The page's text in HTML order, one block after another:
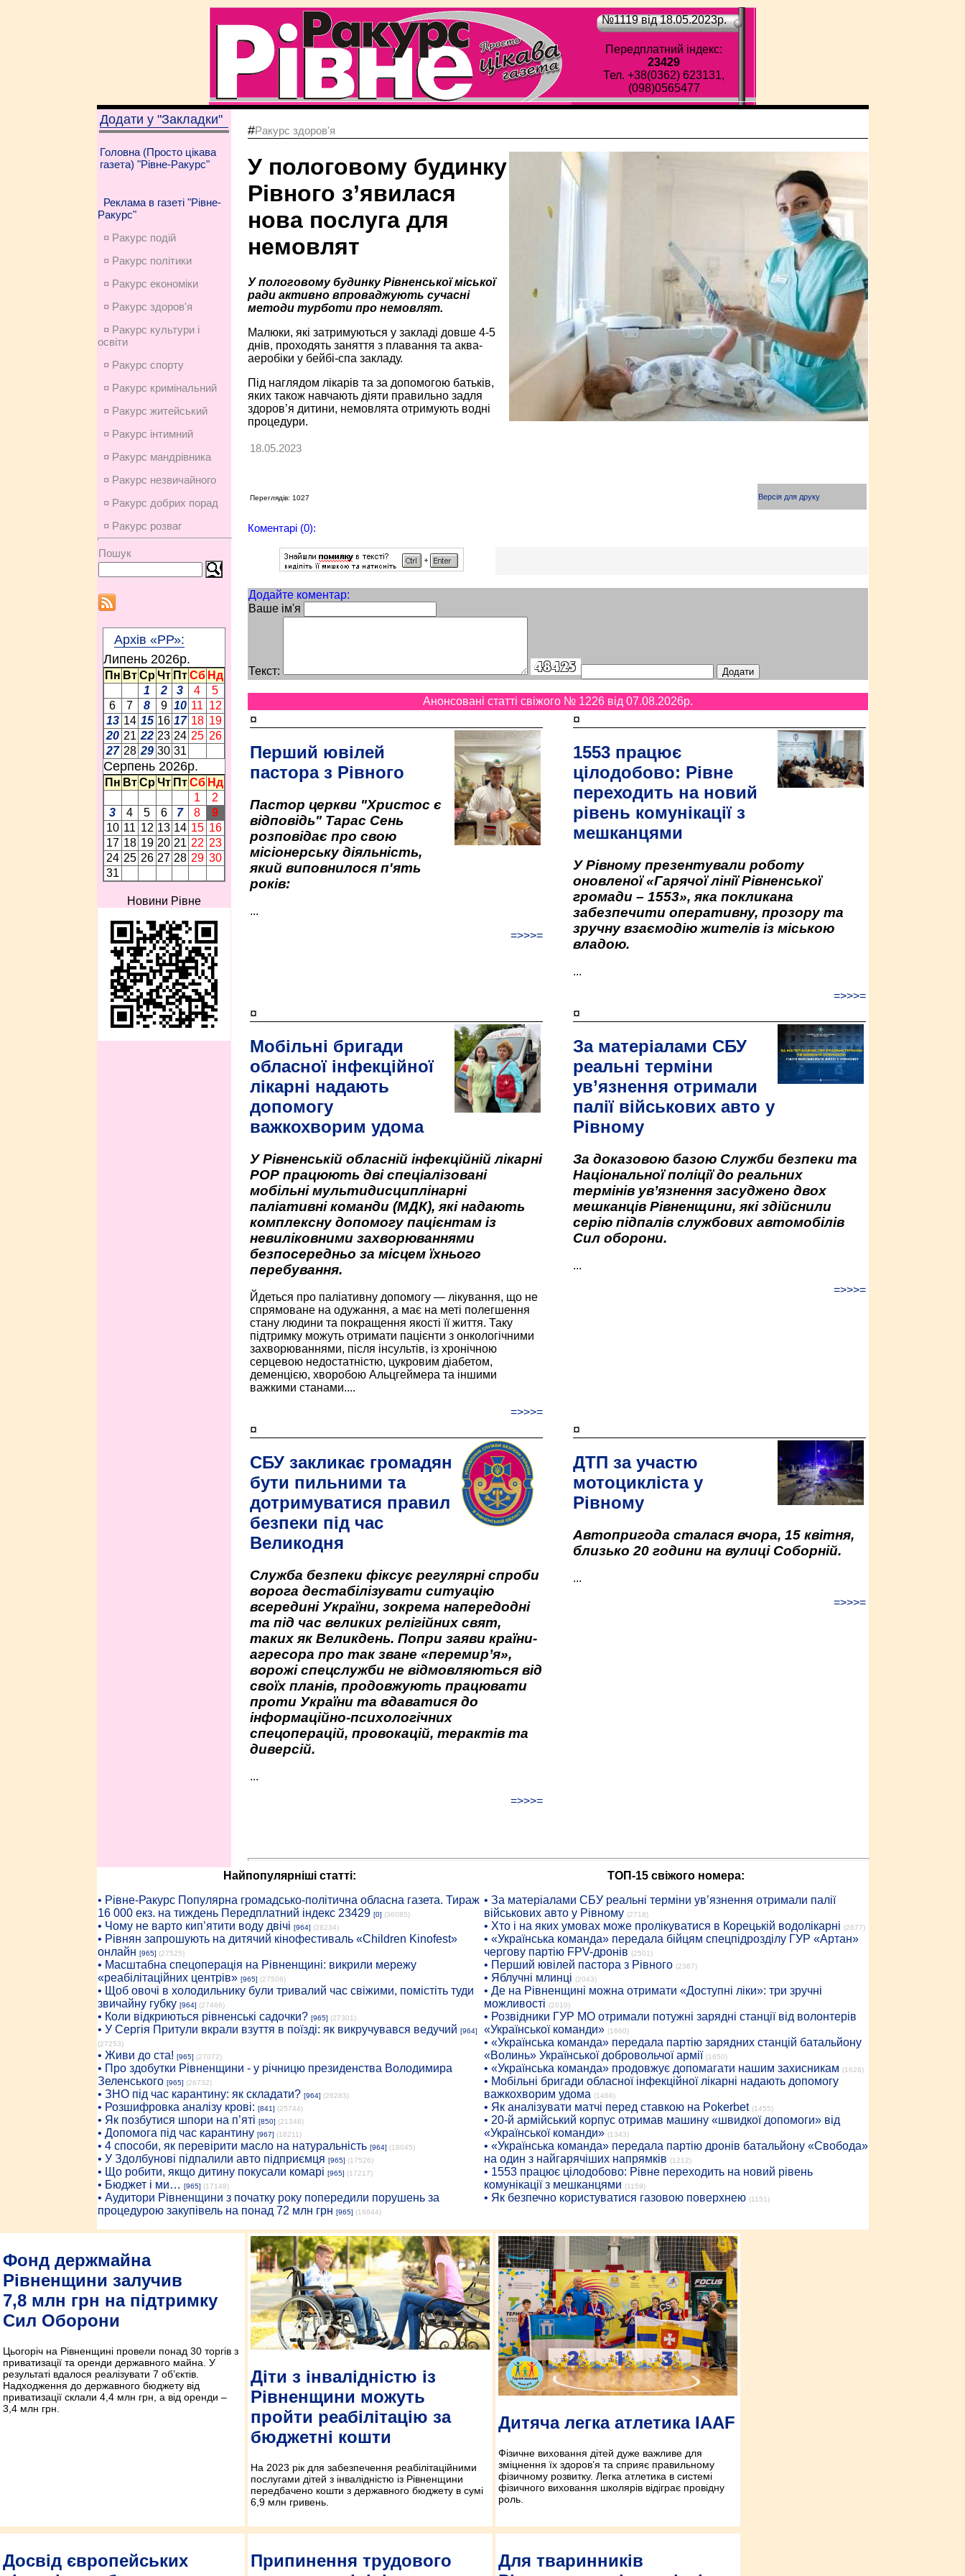
№1119 від 18.05.2023p.
Передплатний індекс:
23429
Тел. +38(0362) 623131,
(098)0565477
Додати у "Закладки"
Головна (Просто цікава
газета) "Рівне-Ракурс"
Реклама в газеті "Рівне-
Ракурс"
¤ Ракурс подій
¤ Ракурс політики
¤ Ракурс економiки
¤ Ракурс здоров'я
¤ Ракурс культури і
освіти
¤ Ракурс спорту
¤ Ракурс кримінальний
¤ Ракурс житейський
¤ Ракурс інтимний
¤ Ракурс мандрівника
¤ Ракурс незвичайного
¤ Ракурс добрих порад
¤ Ракурс розваг
Пошук
Архів «РР»:
Липень 2026p.
Пн Вт Ср Чт Пт Сб Нд
1
2 3 4
5
6
7 8 9 10 11 12
13 14 15 16 17 18 19
20 21 22 23 24 25 26
27 28 29 30 31
Серпень 2026p.
Пн Вт Ср Чт Пт Сб Нд
1
2
3
4 5 6 7 8
9
10 11 12 13 14 15 16
17 18 19 20 21 22 23
24 25 26 27 28 29 30
31
Новини Рівне
#Ракурс здоров'я
У пологовому будинку
Рівного з’явилася
нова послуга для
немовлят
У пологовому будинку Рівненської міської
ради активно впроваджують сучасні
методи турботи про немовлят.
Малюки, які затримуються у закладі довше 4-5
днів, проходять заняття з плавання та аква-
аеробіки у бейбі-спа закладу.
Під наглядом лікарів та за допомогою батьків,
яких також навчають діяти правильно задля
здоров’я дитини, немовлята отримують водні
процедури.
18.05.2023
Переглядів: 1027 Версія для друку
Коментарі (0):
Додайте коментар:
Ваше ім'я
Текст:
Анонсовані статті свіжого № 1226 від 07.08.2026p.
¤
Перший ювілей
пастора з Рівного
Пастор церкви "Христос є
відповідь" Тарас Сень
розповідає про свою
місіонерську діяльність,
який виповнилося п'ять
років:
...
=>>>=
¤
1553 працює
цілодобово: Рівне
переходить на новий
рівень комунікації з
мешканцями
У Рівному презентували роботу
оновленої «Гарячої лінії Рівненської
громади – 1553», яка покликана
забезпечити оперативну, прозору та
зручну взаємодію жителів із міською
владою.
...
=>>>=
¤
Мобільні бригади
обласної інфекційної
лікарні надають
допомогу
важкохворим удома
У Рівненській обласній інфекційній лікарні
РОР працюють дві спеціалізовані
мобільні мультидисциплінарні
паліативні команди (МДК), які надають
комплексну допомогу пацієнтам із
невиліковними захворюваннями
безпосередньо за місцем їхнього
перебування.
Йдеться про паліативну допомогу — лікування, що не
спрямоване на одужання, а має на меті полегшення
стану людини та покращення якості її життя. Таку
підтримку можуть отримати пацієнти з онкологічними
захворюваннями, після інсультів, із хронічною
серцевою недостатністю, цукровим діабетом,
деменцією, хворобою Альцгеймера та іншими
важкими станами....
=>>>=
¤
За матеріалами СБУ
реальні терміни
ув’язнення отримали
палії військових авто у
Рівному
За доказовою базою Служби безпеки та
Національної поліції до реальних
термінів ув’язнення засуджено двох
мешканців Рівненщини, які здійснили
серію підпалів службових автомобілів
Сил оборони.
...
=>>>=
¤
СБУ закликає громадян
бути пильними та
дотримуватися правил
безпеки під час
Великодня
Служба безпеки фіксує регулярні спроби
ворога дестабілізувати ситуацію
всередині України, зокрема напередодні
та під час великих релігійних свят,
таких як Великдень. Попри заяви країни-
агресора про так зване «перемир’я»,
ворожі спецслужби не відмовляються від
своїх планів, продовжують працювати
проти України та вдаватися до
інформаційно-психологічних
спецоперацій, провокацій, терактів та
диверсій.
...
=>>>=
¤
ДТП за участю
мотоцикліста у
Рівному
Автопригода сталася вчора, 15 квітня,
близько 20 години на вулиці Соборній.
...
=>>>=
Найпопулярніші статті:
• Рiвне-Ракурс Популярна громадсько-політична обласна газета. Тираж
16 000 екз. на тиждень Передплатний індекс 23429 [0] (36085)
• Чому не варто кип’ятити воду двічі [964] (28234)
• Рівнян запрошують на дитячий кінофестиваль «Children Kinofest»
онлайн [965] (27525)
• Масштабна спецоперація на Рівненщині: викрили мережу
«реабілітаційних центрів» [965] (27506)
• Щоб овочі в холодильнику були тривалий час свіжими, помістіть туди
звичайну губку [964] (27466)
• Коли відкриються рівненські садочки? [965] (27301)
• У Сергія Притули вкрали взуття в поїзді: як викручувався ведучий [964]
(27253)
• Живи до ста! [965] (27072)
• Про здобутки Рівненщини - у річницю президенства Володимира
Зеленського [965] (26732)
• ЗНО під час карантину: як складати? [964] (26283)
• Розшифровка аналізу крові: [841] (25744)
• Як позбутися шпори на п’яті [850] (21346)
• Допомога під час карантину [967] (18211)
• 4 способи, як перевірити масло на натуральність [964] (18045)
• У Здолбунові підпалили авто підприємця [965] (17526)
• Що робити, якщо дитину покусали комарі [965] (17217)
• Бюджет і ми… [965] (17148)
• Аудитори Рівненщини з початку року попередили порушень за
процедурою закупівель на понад 72 млн грн [965] (16844)
ТОП-15 свіжого номера:
• За матеріалами СБУ реальні терміни ув’язнення отримали палії
військових авто у Рівному (2718)
• Хто і на яких умовах може пролікуватися в Корецькій водолікарні (2677)
• «Українська команда» передала бійцям спецпідрозділу ГУР «Артан»
чергову партію FPV-дронів (2501)
• Перший ювілей пастора з Рівного (2367)
• Яблучні млинці (2043)
• Де на Рівненщині можна отримати «Доступні ліки»: три зручні
можливості (2010)
• Розвідники ГУР МО отримали потужні зарядні станції від волонтерів
«Української команди» (1660)
• «Українська команда» передала партію зарядних станцій батальйону
«Волинь» Української добровольчої армії (1650)
• «Українська команда» продовжує допомагати нашим захисникам (1626)
• Мобільні бригади обласної інфекційної лікарні надають допомогу
важкохворим удома (1466)
• Як аналізувати матчі перед ставкою на Pokerbet (1455)
• 20-й армійський корпус отримав машину «швидкої допомоги» від
«Української команди» (1343)
• «Українська команда» передала партію дронів батальйону «Свобода»
на один з найгарячіших напрямків (1212)
• 1553 працює цілодобово: Рівне переходить на новий рівень
комунікації з мешканцями (1159)
• Як безпечно користуватися газовою поверхнею (1151)
Фонд держмайна
Рівненщини залучив
7,8 млн грн на підтримку
Сил Оборони
Цьогоріч на Рівненщині провели понад 30 торгів з
приватизації та оренди державного майна. У
результаті вдалося реалізувати 7 об’єктів.
Надходження до державного бюджету від
приватизації склали 4,4 млн грн, а від оренди –
3,4 млн грн.
Діти з інвалідністю із
Рівненщини можуть
пройти реабілітацію за
бюджетні кошти
На 2023 рік для забезпечення реабілітаційними
послугами дітей з інвалідністю із Рівненщини
передбачено кошти з державного бюджету в сумі
6,9 млн гривень.
Дитяча легка атлетика IAAF
Фізичне виховання дітей дуже важливе для
зміцнення їх здоров’я та сприяє правильному
фізичному розвитку. Легка атлетика в системі
фізичного виховання школярів відіграє провідну
роль.
Досвід європейських
Припинення трудового
Для тваринників